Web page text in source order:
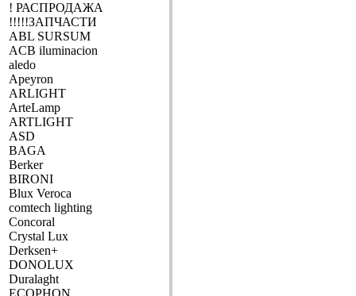
! РАСПРОДАЖА
!!!!!ЗАПЧАСТИ
ABL SURSUM
ACB iluminacion
aledo
Apeyron
ARLIGHT
ArteLamp
ARTLIGHT
ASD
BAGA
Berker
BIRONI
Blux Veroca
comtech lighting
Concoral
Crystal Lux
Derksen+
DONOLUX
Duralaght
ECOPHON